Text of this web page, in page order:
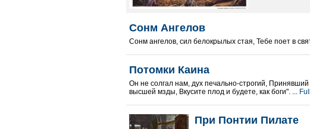
Сонм Ангелов
Сонм ангелов, сил белокрылых стая, Тебе поет в
Потомки Каина
Он не солгал нам, дух печально-строгий,
высшей мзды, Вкусите плод и будете, как боги". ...
При Понтии Пилате